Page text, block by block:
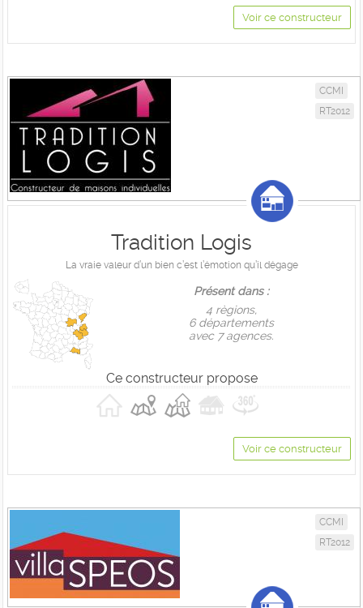
Voir ce constructeur
CCMI
RT2012
Tradition Logis
La vraie valeur d’un bien c’est l’émotion qu’il dégage
Présent dans :
4 règions,
6 départements
avec 7 agences.
Ce constructeur propose
Voir ce constructeur
CCMI
RT2012